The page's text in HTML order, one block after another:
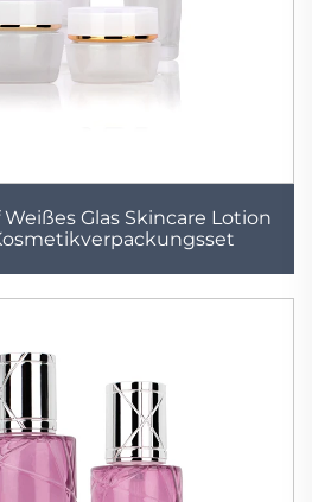
Glas Skincare Lotion